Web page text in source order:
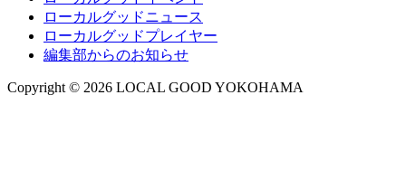
ローカルグッドニュース
ローカルグッドプレイヤー
編集部からのお知らせ
Copyright © 2026 LOCAL GOOD YOKOHAMA